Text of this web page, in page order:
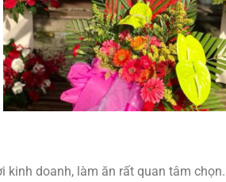
doanh, làm ăn rất quan tâm